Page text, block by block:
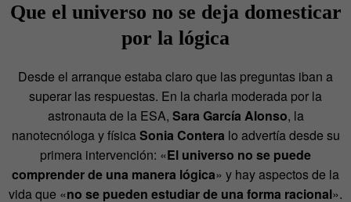
Que el universo no se deja domesticar
por la lógica
Desde el arranque estaba claro que las preguntas iban a
superar las respuestas. En la charla moderada por la
astronauta de la ESA, Sara García Alonso, la
nanotecnóloga y físicaSonia Contera lo advertía desde su
primera intervención: «El universo no se puede
comprender de una manera lógica» y hay aspectos de la
vida que «no se pueden estudiar de una forma racional».